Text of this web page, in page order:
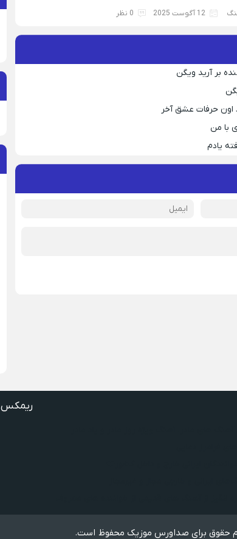
12 آگوست 2025 0 نظر
بر آرید ویگن
اون حرفات عشق آخر
با من
یادم
ریمکس
حقوق برای صداورس موزیک محفوظ است.